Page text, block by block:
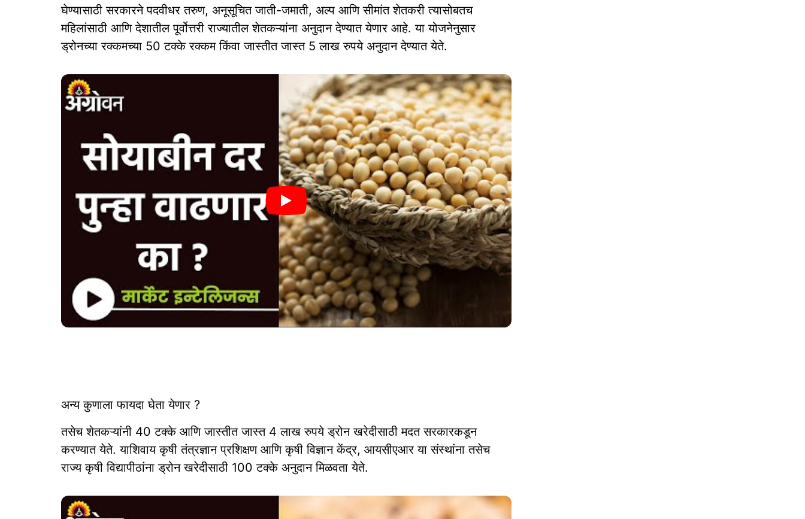
घेण्यासाठी सरकारने पदवीधर तरुण, अनूसूचित जाती-जमाती, अल्प आणि सीमांत शेतकरी त्यासोबतच
महिलांसाठी आणि देशातील पूर्वोत्तरी राज्यातील शेतकऱ्यांना अनुदान देण्यात येणार आहे. या योजनेनुसार
ड्रोनच्या रक्कमच्या 50 टक्के रक्कम किंवा जास्तीत जास्त 5 लाख रुपये अनुदान देण्यात येते.
अन्य कुणाला फायदा घेता येणार ?
तसेच शेतकऱ्यांनी 40 टक्के आणि जास्तीत जास्त 4 लाख रुपये ड्रोन खरेदीसाठी मदत सरकारकडून
करण्यात येते. याशिवाय कृषी तंत्रज्ञान प्रशिक्षण आणि कृषी विज्ञान केंद्र, आयसीएआर या संस्थांना तसेच
राज्य कृषी विद्यापीठांना ड्रोन खरेदीसाठी 100 टक्के अनुदान मिळवता येते.